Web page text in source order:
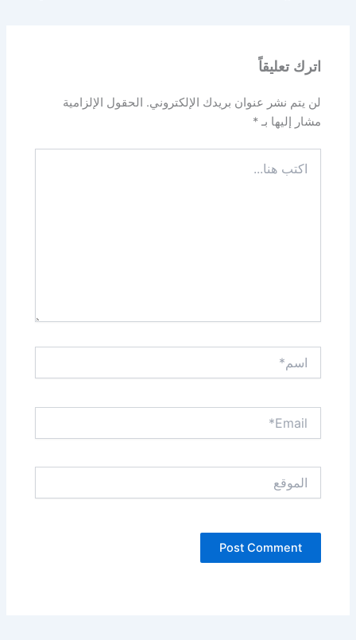
اترك تعليقاً
لن يتم نشر عنوان بريدك الإلكتروني. الحقول الإلزامية
مشار إليها بـ*
هنا...